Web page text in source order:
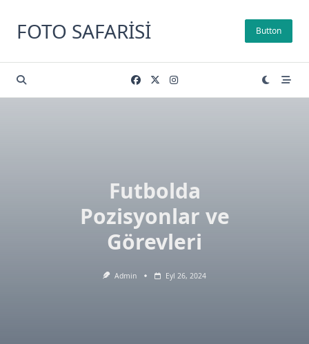
content
FOTO SAFARISI Button
Futbolda
Pozisyonlar ve
Görevleri
Admin Eyl 26, 2024